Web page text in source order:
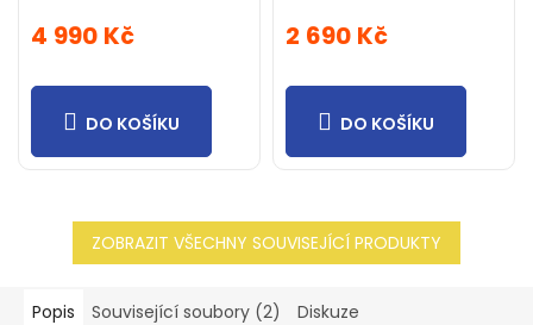
4 990 Kč
DO KOŠÍKU
2 690 Kč
DO KOŠÍKU
ZOBRAZIT VŠECHNY SOUVISEJÍCÍ PRODUKTY
Popis Související soubory (2) Diskuze